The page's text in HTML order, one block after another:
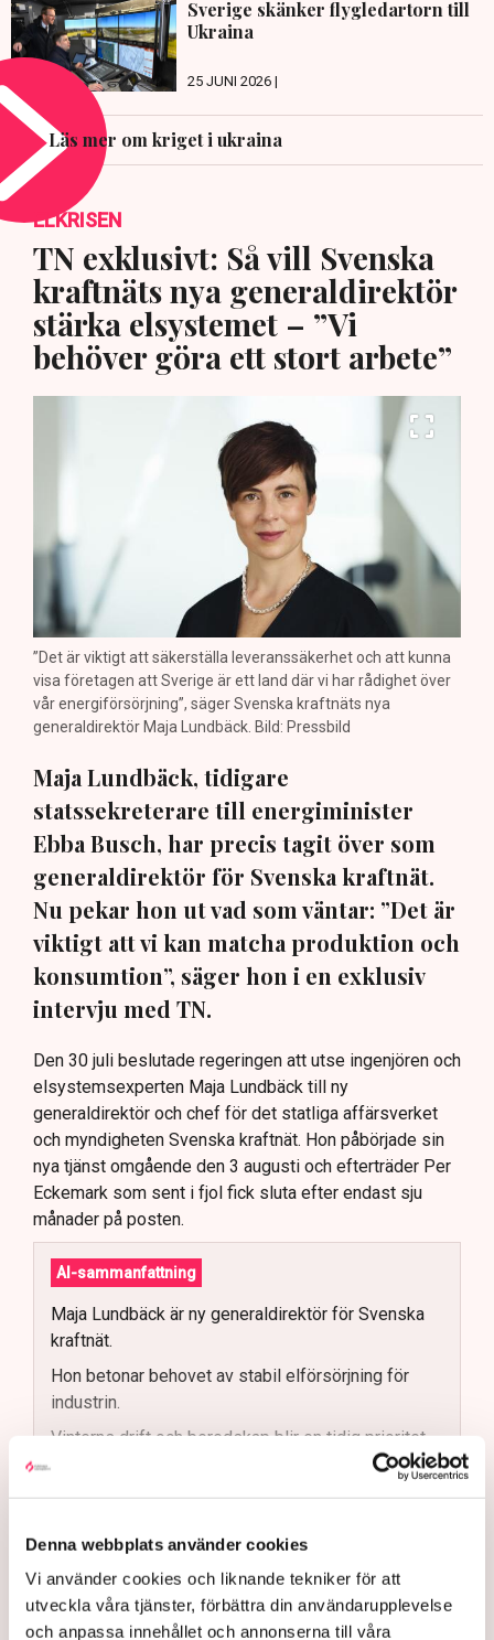
Denna webbplats använder cookies
Vi använder cookies och liknande tekniker för att
utveckla våra tjänster, förbättra din användarupplevelse
och anpassa innehållet och annonserna till våra
Sverige skänker flygledartorn till
Ukraina
25 JUNI 2026 |
Läs mer om kriget i ukraina
ELKRISEN
TN exklusivt: Så vill Svenska
kraftnäts nya generaldirektör
stärka elsystemet – ”Vi
behöver göra ett stort arbete”
”Det är viktigt att säkerställa leveranssäkerhet och att kunna
visa företagen att Sverige är ett land där vi har rådighet över
vår energiförsörjning”, säger Svenska kraftnäts nya
generaldirektör Maja Lundbäck. Bild: Pressbild
Maja Lundbäck, tidigare
statssekreterare till energiminister
Ebba Busch, har precis tagit över som
generaldirektör för Svenska kraftnät.
Nu pekar hon ut vad som väntar: ”Det är
viktigt att vi kan matcha produktion och
konsumtion”, säger hon i en exklusiv
intervju med TN.
Den 30 juli beslutade regeringen att utse ingenjören och
elsystemsexperten Maja Lundbäck till ny
generaldirektör och chef för det statliga affärsverket
och myndigheten Svenska kraftnät. Hon påbörjade sin
nya tjänst omgående den 3 augusti och efterträder Per
Eckemark som sent i fjol fick sluta efter endast sju
månader på posten.
AI-sammanfattning
Maja Lundbäck är ny generaldirektör för Svenska
kraftnät.
Hon betonar behovet av stabil elförsörjning för
industrin.
Vinterns drift och beredskap blir en tidig prioritet.
Myndigheten ska förbereda sig för ny ellag 2027.
systemoperatör.
Nya utlandsförbindelser ska analyseras noggrant.
Maja Lundbäck är energisystemsingenjör i botten och
har två tidigare omgångar hos Svenska kraftnät i